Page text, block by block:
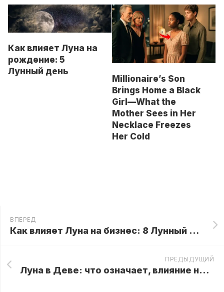
Как влияет Луна на
рождение: 5
Лунный день
Millionaire’s Son
Brings Home a Black
Girl—What the
Mother Sees in Her
Necklace Freezes
Her Cold
ВПЕРЁД
Как влияет Луна на бизнес: 8 Лунный день
ПРЕДЫДУЩИЙ
Луна в Деве: что означает, влияние на знаки зодиака